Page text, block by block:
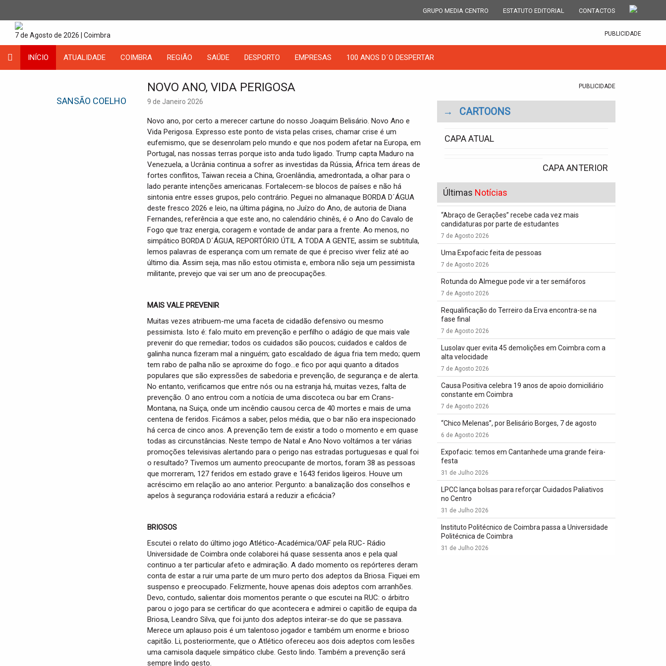
GRUPO MEDIA CENTRO ESTATUTO EDITORIAL CONTACTOS
7 de Agosto de 2026 | Coimbra PUBLICIDADE
INÍCIO ATUALIDADE COIMBRA REGIÃO SAÚDE DESPORTO EMPRESAS 100 ANOS D´O DESPERTAR
SANSÃO COELHO
NOVO ANO, VIDA PERIGOSA
9 de Janeiro 2026
Novo ano, por certo a merecer cartune do nosso Joaquim Belisário. Novo Ano e
Vida Perigosa. Expresso este ponto de vista pelas crises, chamar crise é um
eufemismo, que se desenrolam pelo mundo e que nos podem afetar na Europa, em
Portugal, nas nossas terras porque isto anda tudo ligado. Trump capta Maduro na
Venezuela, a Ucrânia continua a sofrer as investidas da Rússia, África tem áreas de
fortes conflitos, Taiwan receia a China, Groenlândia, amedrontada, a olhar para o
lado perante intenções americanas. Fortalecem-se blocos de países e não há
sintonia entre esses grupos, pelo contrário. Peguei no almanaque BORDA D´ÁGUA
deste fresco 2026 e leio, na última página, no Juízo do Ano, de autoria de Diana
Fernandes, referência a que este ano, no calendário chinês, é o Ano do Cavalo de
Fogo que traz energia, coragem e vontade de andar para a frente. Ao menos, no
simpático BORDA D´ÁGUA, REPORTÓRIO ÚTIL A TODA A GENTE, assim se subtitula,
lemos palavras de esperança com um remate de que é preciso viver feliz até ao
último dia. Assim seja, mas não estou otimista e, embora não seja um pessimista
militante, prevejo que vai ser um ano de preocupações.
MAIS VALE PREVENIR
Muitas vezes atribuem-me uma faceta de cidadão defensivo ou mesmo
pessimista. Isto é: falo muito em prevenção e perfilho o adágio de que mais vale
prevenir do que remediar; todos os cuidados são poucos; cuidados e caldos de
galinha nunca fizeram mal a ninguém; gato escaldado de água fria tem medo; quem
tem rabo de palha não se aproxime do fogo…e fico por aqui quanto a ditados
populares que são expressões de sabedoria e prevenção, de segurança e de alerta.
No entanto, verificamos que entre nós ou na estranja há, muitas vezes, falta de
prevenção. O ano entrou com a notícia de uma discoteca ou bar em Crans-
Montana, na Suiça, onde um incêndio causou cerca de 40 mortes e mais de uma
centena de feridos. Ficámos a saber, pelos média, que o bar não era inspecionado
há cerca de cinco anos. A prevenção tem de existir a todo o momento e em quase
todas as circunstâncias. Neste tempo de Natal e Ano Novo voltámos a ter várias
promoções televisivas alertando para o perigo nas estradas portuguesas e qual foi
o resultado? Tivemos um aumento preocupante de mortos, foram 38 as pessoas
que morreram, 127 feridos em estado grave e 1643 feridos ligeiros. Houve um
acréscimo em relação ao ano anterior. Pergunto: a banalização dos conselhos e
apelos à segurança rodoviária estará a reduzir a eficácia?
BRIOSOS
Escutei o relato do último jogo Atlético-Académica/OAF pela RUC- Rádio
Universidade de Coimbra onde colaborei há quase sessenta anos e pela qual
continuo a ter particular afeto e admiração. A dado momento os repórteres deram
conta de estar a ruir uma parte de um muro perto dos adeptos da Briosa. Fiquei em
suspenso e preocupado. Felizmente, houve apenas dois adeptos com arranhões.
Devo, contudo, salientar dois momentos perante o que escutei na RUC: o árbitro
parou o jogo para se certificar do que acontecera e admirei o capitão de equipa da
Briosa, Leandro Silva, que foi junto dos adeptos inteirar-se do que se passava.
Merece um aplauso pois é um talentoso jogador e também um enorme e brioso
capitão. Li, posteriormente, que o Atlético ofereceu aos dois adeptos com lesões
uma camisola daquele simpático clube. Gesto lindo. Também a prevenção será
sempre lindo gesto.
PUBLICIDADE
→ CARTOONS
CAPA ATUAL
CAPA ANTERIOR
Últimas Notícias
“Abraço de Gerações” recebe cada vez mais
candidaturas por parte de estudantes
7 de Agosto 2026
Uma Expofacic feita de pessoas
7 de Agosto 2026
Rotunda do Almegue pode vir a ter semáforos
7 de Agosto 2026
Requalificação do Terreiro da Erva encontra-se na
fase final
7 de Agosto 2026
Lusolav quer evita 45 demolições em Coimbra com a
alta velocidade
7 de Agosto 2026
Causa Positiva celebra 19 anos de apoio domiciliário
constante em Coimbra
7 de Agosto 2026
“Chico Melenas”, por Belisário Borges, 7 de agosto
6 de Agosto 2026
Expofacic: temos em Cantanhede uma grande feira-
festa
31 de Julho 2026
LPCC lança bolsas para reforçar Cuidados Paliativos
no Centro
31 de Julho 2026
Instituto Politécnico de Coimbra passa a Universidade
Politécnica de Coimbra
31 de Julho 2026